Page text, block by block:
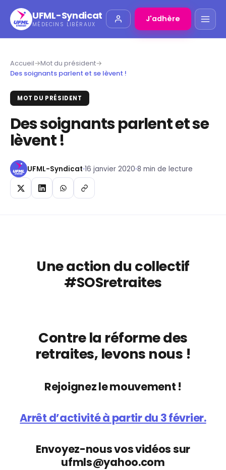
UFML-Syndicat
MÉDECINS LIBÉRAUX
J'adhère
Accueil→Mot du président→
Des soignants parlent et se lèvent !
MOT DU PRÉSIDENT
Des soignants parlent et se
lèvent !
UFML-Syndicat 16 janvier 2020 8 min de lecture
Une action du collectif
#SOSretraites
Contre la réforme des
retraites, levons nous !
Rejoignez le mouvement !
Arrêt d’activité à partir du 3 février.
Envoyez-nous vos vidéos sur
ufmls@yahoo.com